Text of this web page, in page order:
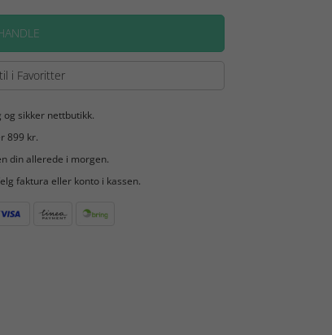
i Favoritter
sikker nettbutikk.
899 kr.
din allerede i morgen.
faktura eller konto i kassen.